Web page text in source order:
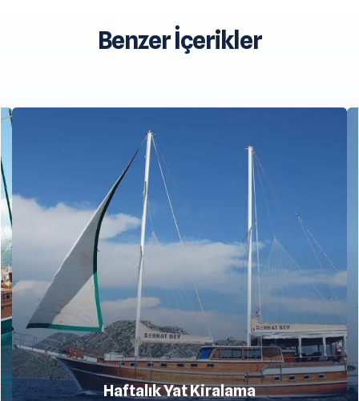
Benzer İçerikler
Haftalık Yat Kiralama